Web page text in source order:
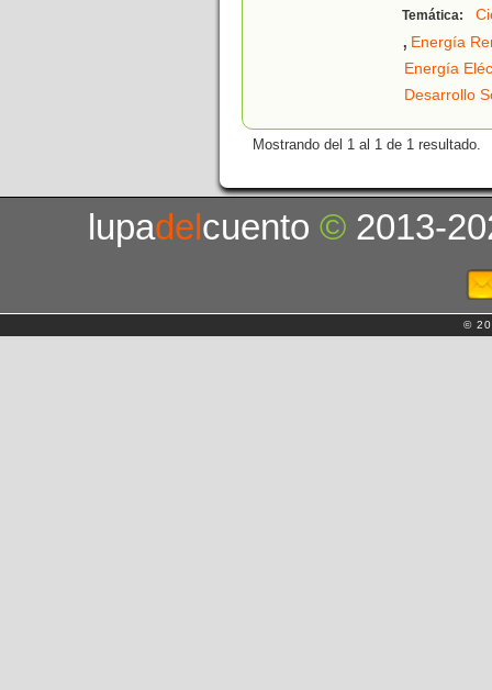
Temática:
, Energía
Energía
Desarrollo
Mostrando del 1 al 1 de 1 resultado.
lupadelcuento© 2013-
©